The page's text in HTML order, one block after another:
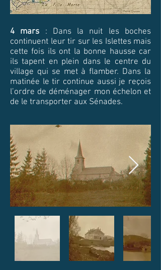
4 mars : Dans la nuit les boches
continuent leur tir sur les Islettes mais
cette fois ils ont la bonne hausse car
ils tapent en plein dans le centre du
village qui se met à flamber. Dans la
matinée le tir continue aussi je reçois
l’ordre de déménager mon échelon et
de le transporter aux Sénades.